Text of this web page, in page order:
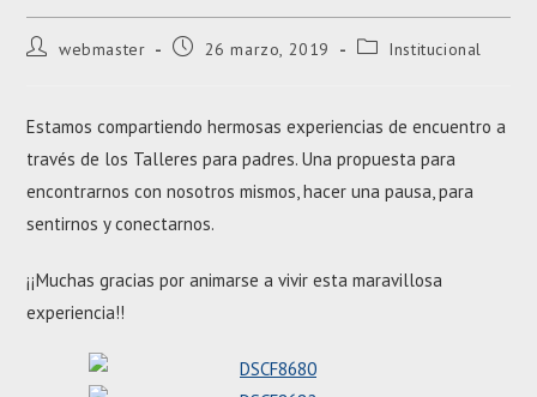
Autorwebmaster
Entrada26 marzo, 2019
Categoría
Institucional
Estamos compartiendo hermosas experiencias de encuentro a
través de los Talleres para padres. Una propuesta para
encontrarnos con nosotros mismos, hacer una pausa, para
sentirnos y conectarnos.
¡¡Muchas gracias por animarse a vivir esta maravillosa
experiencia!!